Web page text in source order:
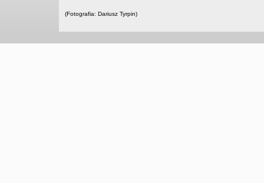
(Fotografia: Dariusz Tyrpin)